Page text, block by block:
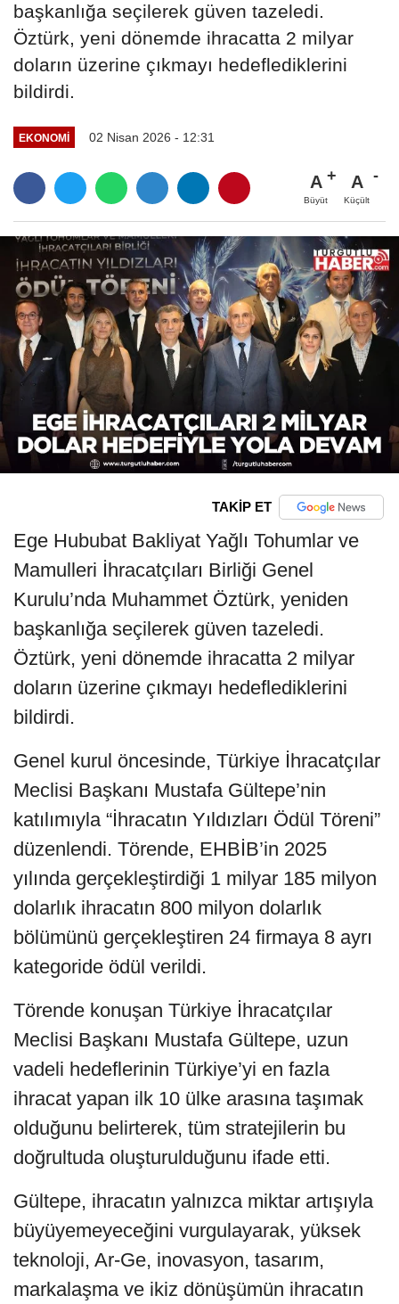
başkanlığa seçilerek güven tazeledi.
Öztürk, yeni dönemde ihracatta 2 milyar
doların üzerine çıkmayı hedeflediklerini
bildirdi.
EKONOMİ 02 Nisan 2026 - 12:31
A
Büyüt
A
Küçült
TAKİP ET
Ege Hububat Bakliyat Yağlı Tohumlar ve
Mamulleri İhracatçıları Birliği Genel
Kurulu’nda Muhammet Öztürk, yeniden
başkanlığa seçilerek güven tazeledi.
Öztürk, yeni dönemde ihracatta 2 milyar
doların üzerine çıkmayı hedeflediklerini
bildirdi.
Genel kurul öncesinde, Türkiye İhracatçılar
Meclisi Başkanı Mustafa Gültepe’nin
katılımıyla “İhracatın Yıldızları Ödül Töreni”
düzenlendi. Törende, EHBİB’in 2025
yılında gerçekleştirdiği 1 milyar 185 milyon
dolarlık ihracatın 800 milyon dolarlık
bölümünü gerçekleştiren 24 firmaya 8 ayrı
kategoride ödül verildi.
Törende konuşan Türkiye İhracatçılar
Meclisi Başkanı Mustafa Gültepe, uzun
vadeli hedeflerinin Türkiye’yi en fazla
ihracat yapan ilk 10 ülke arasına taşımak
olduğunu belirterek, tüm stratejilerin bu
doğrultuda oluşturulduğunu ifade etti.
Gültepe, ihracatın yalnızca miktar artışıyla
büyüyemeyeceğini vurgulayarak, yüksek
teknoloji, Ar-Ge, inovasyon, tasarım,
markalaşma ve ikiz dönüşümün ihracatın